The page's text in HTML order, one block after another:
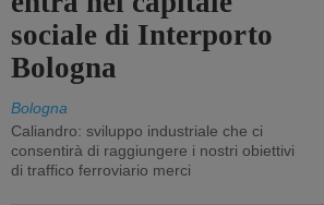
sociale di Interporto
Bologna
Bologna
Caliandro: sviluppo industriale che ci
consentirà di raggiungere i nostri obiettivi
di traffico ferroviario merci